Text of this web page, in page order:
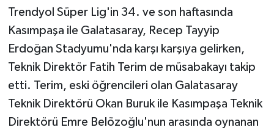
Trendyol Süper Lig'in 34. ve son haftasında
Kasımpaşa ile Galatasaray, Recep Tayyip
Erdoğan Stadyumu'nda karşı karşıya gelirken,
Teknik Direktör Fatih Terim de müsabakayı takip
etti. Terim, eski öğrencileri olan Galatasaray
Teknik Direktörü Okan Buruk ile Kasımpaşa Teknik
Direktörü Emre Belözoğlu'nun arasında oynanan
Güvenlik
HABERDE İNSAN
İNSAN
İş Dünyası